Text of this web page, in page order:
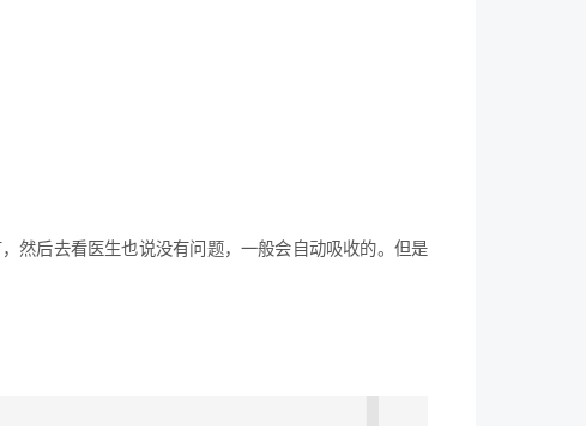
然后去看医生也说没有问题，一般会自动吸收的。但是